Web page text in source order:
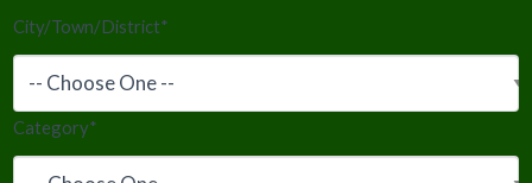
City/Town/District*
Category*